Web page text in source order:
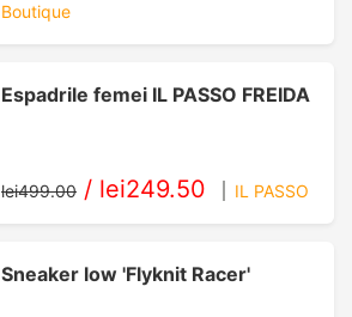
Boutique
Espadrile femei IL PASSO FREIDA
lei499.00 / lei249.50 IL PASSO
Sneaker low 'Flyknit Racer'